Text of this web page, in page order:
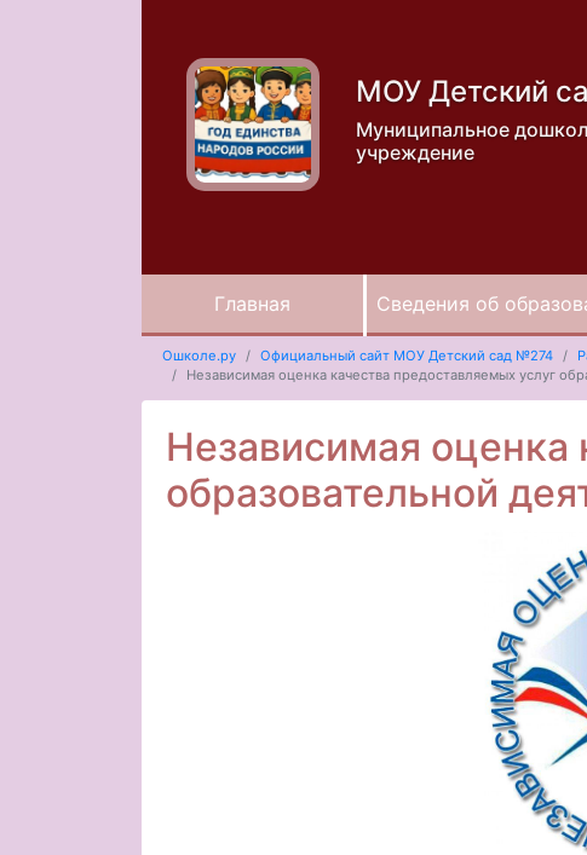
МОУ Детский
Муниципальное
учреждение
Главная Сведения об
Ошколе.ру Официальный сайт МОУ Детский сад №274
Независимая оценка качества предоставляемых услуг
Независимая оценка
образовательной